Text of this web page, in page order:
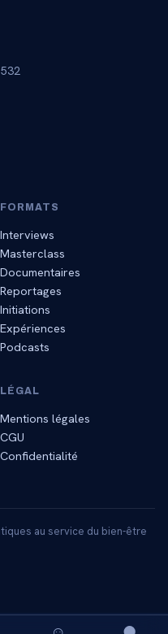
532
FORMATS
Interviews
Masterclass
Documentaires
Reportages
Initiations
Expériences
Podcasts
LÉGAL
Mentions légales
CGU
Confidentialité
au service du bien-être